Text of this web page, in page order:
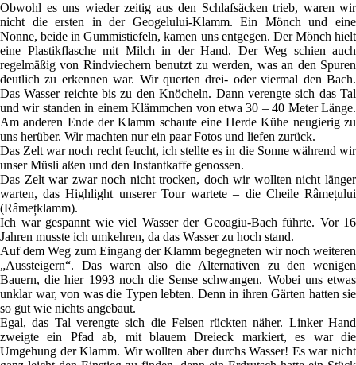
Obwohl es uns wieder zeitig aus den Schlafsäcken trieb, waren wir
nicht die ersten in der Geogelului-Klamm. Ein Mönch und eine
Nonne, beide in Gummistiefeln, kamen uns entgegen. Der Mönch hielt
eine Plastikflasche mit Milch in der Hand. Der Weg schien auch
regelmäßig von Rindviechern benutzt zu werden, was an den Spuren
deutlich zu erkennen war. Wir querten drei- oder viermal den Bach.
Das Wasser reichte bis zu den Knöcheln. Dann verengte sich das Tal
und wir standen in einem Klämmchen von etwa 30 – 40 Meter Länge.
Am anderen Ende der Klamm schaute eine Herde Kühe neugierig zu
uns herüber. Wir machten nur ein paar Fotos und liefen zurück.
Das Zelt war noch recht feucht, ich stellte es in die Sonne während wir
unser Müsli aßen und den Instantkaffe genossen.
Das Zelt war zwar noch nicht trocken, doch wir wollten nicht länger
warten, das Highlight unserer Tour wartete – die Cheile Râmețului
(Râmețklamm).
Ich war gespannt wie viel Wasser der Geoagiu-Bach führte. Vor 16
Jahren musste ich umkehren, da das Wasser zu hoch stand.
Auf dem Weg zum Eingang der Klamm begegneten wir noch weiteren
„Aussteigern“. Das waren also die Alternativen zu den wenigen
Bauern, die hier 1993 noch die Sense schwangen. Wobei uns etwas
unklar war, von was die Typen lebten. Denn in ihren Gärten hatten sie
so gut wie nichts angebaut.
Egal, das Tal verengte sich die Felsen rückten näher. Linker Hand
zweigte ein Pfad ab, mit blauem Dreieck markiert, es war die
Umgehung der Klamm. Wir wollten aber durchs Wasser! Es war nicht